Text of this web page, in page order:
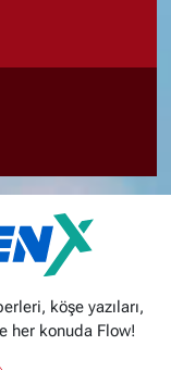
köşe yazıları,
her konuda Flow!